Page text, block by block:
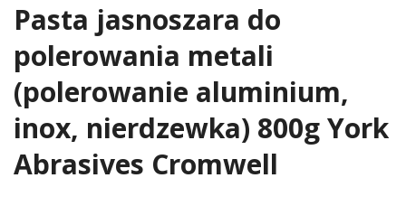
Skip
the
beginning
of
images
gallery
Pasta jasnoszara do
polerowania metali
(polerowanie aluminium,
inox, nierdzewka) 800g York
Abrasives Cromwell